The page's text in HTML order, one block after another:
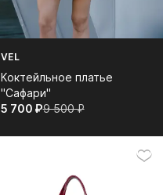
VEL
Коктейльное платье
"Сафари"
5 700⁠ ⁠₽9 500⁠ ⁠₽